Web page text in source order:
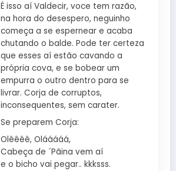
É isso aí Valdecir, voce tem razão,
na hora do desespero, neguinho
começa a se espernear e acaba
chutando o balde. Pode ter certeza
que esses aí estão cavando a
própria cova, e se bobear um
empurra o outro dentro para se
livrar. Corja de corruptos,
inconsequentes, sem carater.
Se preparem Corja:
Olêêêê, Olááááá,
Cabeça de ´Pãina vem aí
e o bicho vai pegar.. kkksss.